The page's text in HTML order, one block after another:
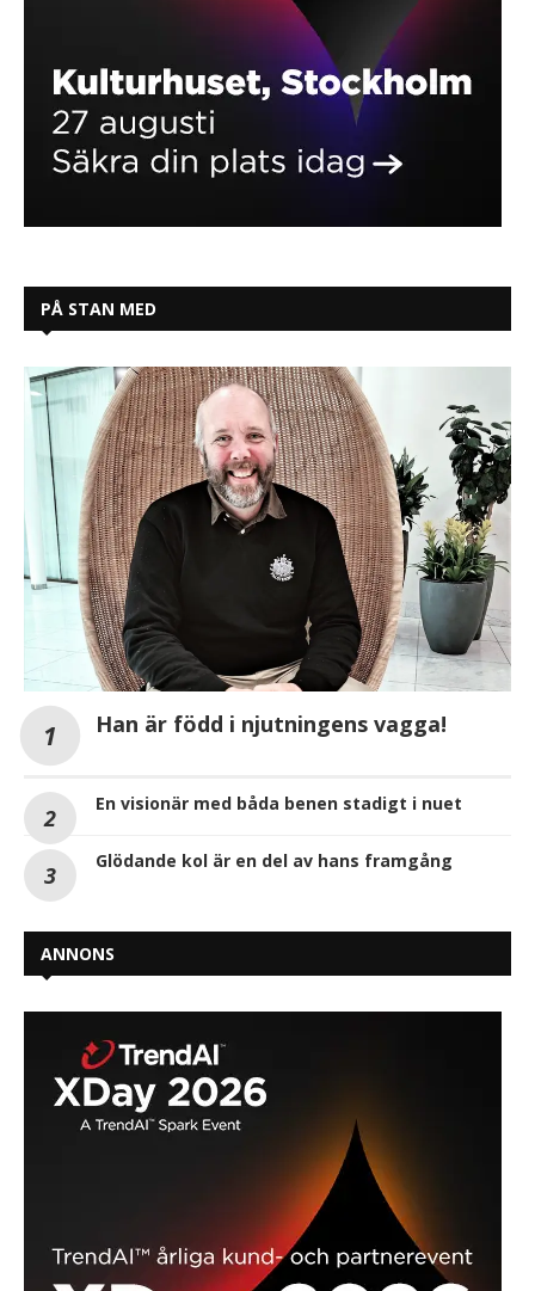
PÅ STAN MED
Han är född i njutningens vagga!
En visionär med båda benen stadigt i nuet
Glödande kol är en del av hans framgång
ANNONS